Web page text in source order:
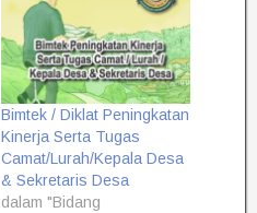
Bimtek / Diklat Peningkatan
Kinerja Serta Tugas
Camat/Lurah/Kepala Desa
& Sekretaris Desa
dalam "Bidang